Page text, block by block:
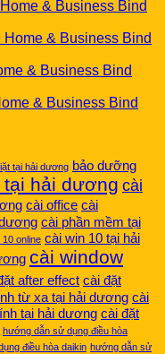
& Business Bind
Home & Business Bind
& Business Bind
& Business Bind
tại hải dương bảo dưỡng
hải dương cài
cài office cài
cài phần mềm tại
10 online cài win 10 tại hải
cài window
after effect cài đặt
từ xa tại hải dương cài
tại hải dương cài đặt
hướng dẫn sử dụng điều hòa
điều hòa daikin hướng dẫn sử